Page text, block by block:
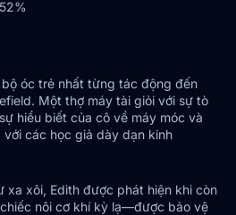
óc trẻ nhất từng tác động đến
Một thợ máy tài giỏi với sự tò
hiểu biết của cô về máy móc và
với các học giả dày dạn kinh
xa xôi, Edith được phát hiện khi còn
nôi cơ khí kỳ lạ—được bảo vệ